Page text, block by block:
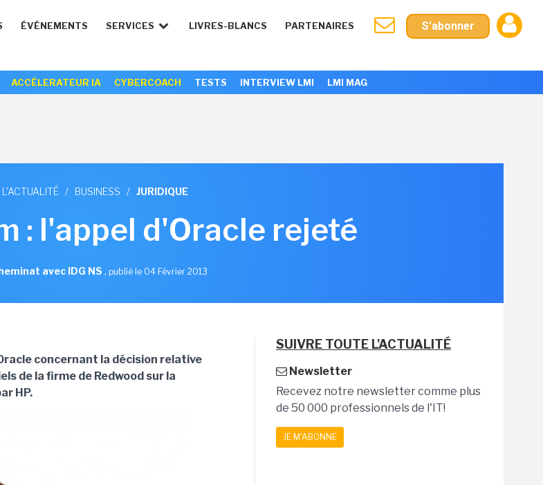
ÉVÉNEMENTS SERVICES LIVRES-BLANCS PARTENAIRES S'abonner
ACCÉLERATEUR IA CYBERCOACH TESTS INTERVIEW LMI LMI MAG
/ BUSINESS / JURIDIQUE
: l'appel d'Oracle rejeté
avec IDG NS , publié le 04 Février 2013
concernant la décision relative
de la firme de Redwood sur la
HP.
SUIVRE TOUTE L'ACTUALITÉ
Newsletter
Recevez notre newsletter comme plus
de 50 000 professionnels de l'IT!
JE M'ABONNE